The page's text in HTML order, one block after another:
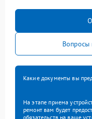
Вопросы
Какие документы вы
На этапе приема
ремонт вам будет
обязательств на ваше